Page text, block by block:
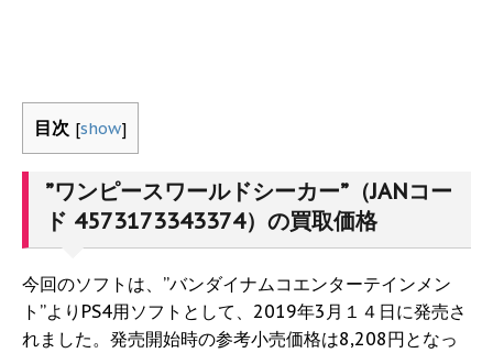
目次 [show]
”ワンピースワールドシーカー”（JANコー
ド 4573173343374）の買取価格
今回のソフトは、”バンダイナムコエンターテインメン
ト”よりPS4用ソフトとして、2019年3月１４日に発売さ
れました。発売開始時の参考小売価格は8,208円となっ